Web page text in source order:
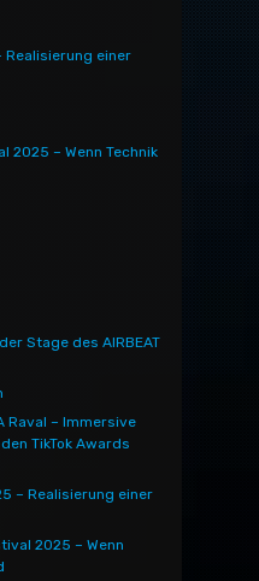
Realisierung einer
2025 – Wenn Technik
Stage des AIRBEAT
Raval – Immersive
TikTok Awards
– Realisierung einer
2025 – Wenn